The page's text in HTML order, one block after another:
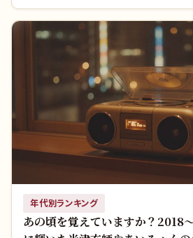
年代別ランキング
あの頃を覚えていますか？2018